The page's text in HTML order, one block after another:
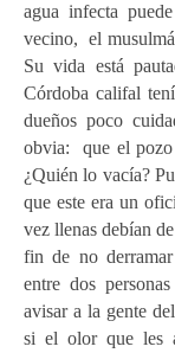
agua infecta
vecino, el
Su vida está
Córdoba califal
dueños poco
obvia: que el
¿Quién lo vacía?
que este era un
vez llenas debían
fin de no
entre dos
avisar a la gente
si el olor que les